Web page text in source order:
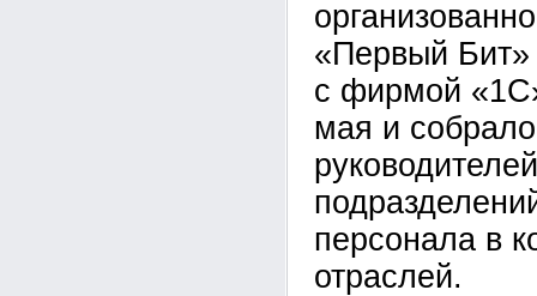
«Первый Бит»
с фирмой
мая и
персонала в
отраслей.